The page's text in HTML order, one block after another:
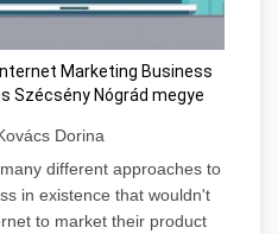
Marketing Business
Szécsény Nógrád megye
Dorina
different approaches to
in existence that wouldn't
to market their product